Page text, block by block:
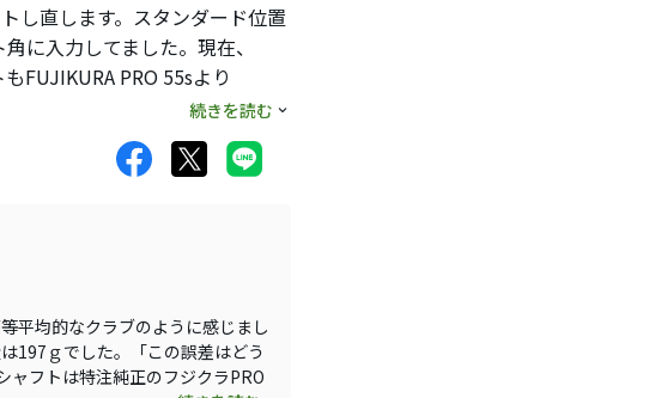
し直します。スタンダード位置
に入力してました。現在、
FUJIKURA PRO 55sより
はEVOⅢの方が相性がイイみた
的な高さではないでしょうか？
言われる時もありますが、い
す。デザイン性はオーソドック
。
続きを読む
平均的なクラブのように感じまし
197ｇでした。「この誤差はどう
ャフトは特注純正のフジクラPRO